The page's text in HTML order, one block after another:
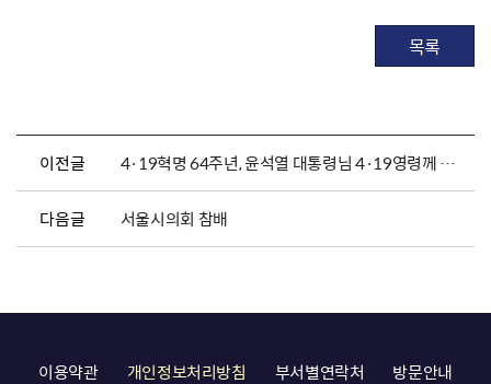
목록
이전글 4·19혁명 64주년, 윤석열 대통령님 4·19영령께 참배
다음글 서울시의회 참배
이용약관 개인정보처리방침 부서별연락처 방문안내